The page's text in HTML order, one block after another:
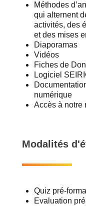
Méthodes
qui alternent
activités, des
et des mises
Diaporamas
Vidéos
Fiches de
Logiciel
numérique
Accès à notre
Modalités
Quiz pré-
Evaluation